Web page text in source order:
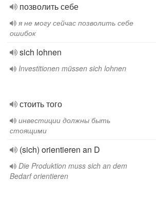
позволить себе
я не могу сейчас позволить себе
ошибок
sich lohnen
Investitionen müssen sich lohnen
стоить того
инвестиции должны быть
стоящими
(sich) orientieren an D
Die Produktion muss sich an dem
Bedarf orientieren